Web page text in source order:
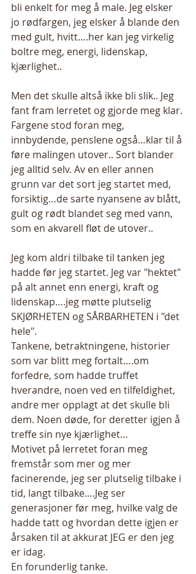
bli enkelt for meg å male. Jeg elsker
jo rødfargen, jeg elsker å blande den
med gult, hvitt….her kan jeg virkelig
boltre meg, energi, lidenskap,
kjærlighet..
Men det skulle altså ikke bli slik.. Jeg
fant fram lerretet og gjorde meg klar.
Fargene stod foran meg,
innbydende, penslene også…klar til å
føre malingen utover.. Sort blander
jeg alltid selv. Av en eller annen
grunn var det sort jeg startet med,
forsiktig…de sarte nyansene av blått,
gult og rødt blandet seg med vann,
som en akvarell fløt de utover..
Jeg kom aldri tilbake til tanken jeg
hadde før jeg startet. Jeg var "hektet"
på alt annet enn energi, kraft og
lidenskap….jeg møtte plutselig
SKJØRHETEN og SÅRBARHETEN i "det
hele".
Tankene, betraktningene, historier
som var blitt meg fortalt….om
forfedre, som hadde truffet
hverandre, noen ved en tilfeldighet,
andre mer opplagt at det skulle bli
dem. Noen døde, for deretter igjen å
treffe sin nye kjærlighet…
Motivet på lerretet foran meg
fremstår som mer og mer
facinerende, jeg ser plutselig tilbake i
tid, langt tilbake….Jeg ser
generasjoner før meg, hvilke valg de
hadde tatt og hvordan dette igjen er
årsaken til at akkurat JEG er den jeg
er idag.
En forunderlig tanke.